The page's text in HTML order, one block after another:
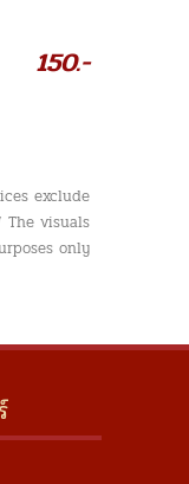
150.-
exclude
The visuals
only